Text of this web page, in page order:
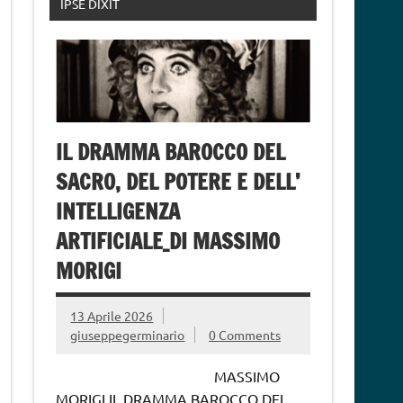
IPSE DIXIT
IL DRAMMA BAROCCO DEL
SACRO, DEL POTERE E DELL’
INTELLIGENZA
ARTIFICIALE_DI MASSIMO
MORIGI
13 Aprile 2026
giuseppegerminario
0 Comments
MASSIMO
MORIGI IL DRAMMA BAROCCO DEL